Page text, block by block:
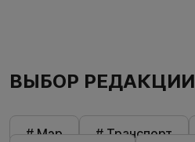
ВЫБОР РЕДАКЦИИ
# Мэр # Транспорт